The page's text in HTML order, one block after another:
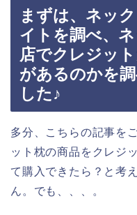
まずは、ネッ
イトを調べ、
店でクレジッ
があるのかを
した♪
多分、こちらの記事を
ット枕の商品をクレジ
て購入できたら？と考
ん。でも、、、。